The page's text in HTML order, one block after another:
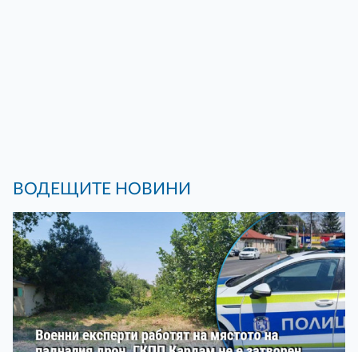
ВОДЕЩИТЕ НОВИНИ